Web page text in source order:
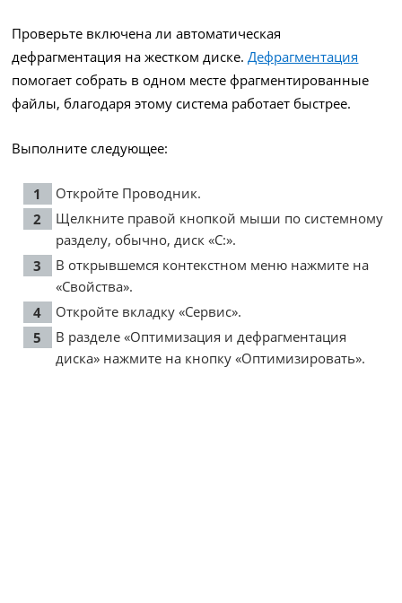
Проверьте включена ли автоматическая
дефрагментация на жестком диске.Дефрагментация
помогает собрать в одном месте фрагментированные
файлы, благодаря этому система работает быстрее.
Выполните следующее:
Откройте Проводник.
Щелкните правой кнопкой мыши по системному
разделу, обычно, диск «C:».
В открывшемся контекстном меню нажмите на
«Свойства».
Откройте вкладку «Сервис».
В разделе «Оптимизация и дефрагментация
диска» нажмите на кнопку «Оптимизировать».